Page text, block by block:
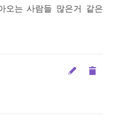
오는 사람들 많은거 같은